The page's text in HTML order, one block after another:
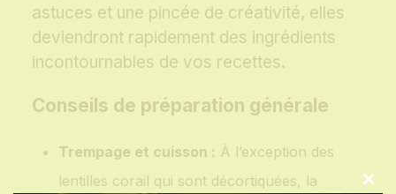
astuces et une pincée de créativité, elles
deviendront rapidement des ingrédients
incontournables de vos recettes.
Conseils de préparation générale
Trempage et cuisson : À l’exception des
lentilles corail qui sont décortiquées, la